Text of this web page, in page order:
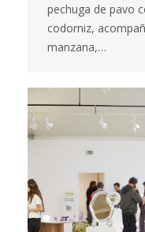
pechuga de pavo
codorniz,
manzana,…